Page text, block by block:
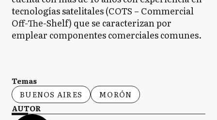
tecnologías satelitales (COTS – Commercial
Off-The-Shelf) que se caracterizan por
emplear componentes comerciales comunes.
Temas
BUENOS AIRES
MORÓN
AUTOR